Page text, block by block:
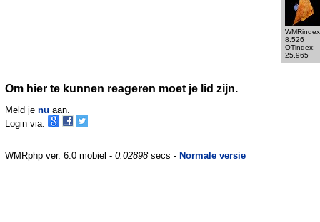
8.526
OTindex:
25.965
Om hier te kunnen reageren moet je lid zijn.
Meld je nu aan.
Login via:
WMRphp ver. 6.0 mobiel - 0.02898secs - Normale versie